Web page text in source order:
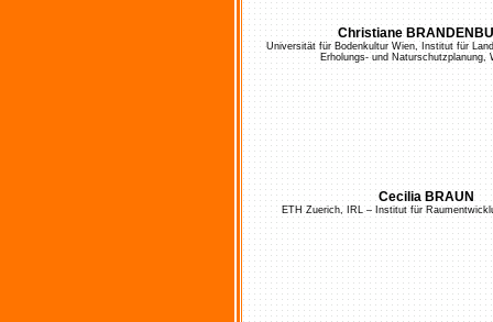
Christiane
Universität für Bodenkultur Wien, Institut für
Erholungs- und Naturschutzplanung,
Cecilia BRAUN
ETH Zuerich, IRL – Institut für